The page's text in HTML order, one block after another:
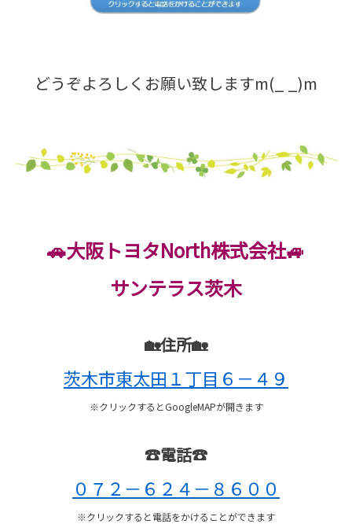
どうぞよろしくお願い致しますm(_ _)m
🚗大阪トヨタNorth株式会社🚙
サンテラス茨木
🏡住所🏡
茨木市東太田１丁目６－４９
※クリックするとGoogleMAPが開きます
☎電話☎
０７２－６２４－８６００
※クリックすると電話をかけることができます